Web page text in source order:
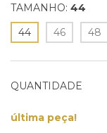
TAMANHO: 44
44
46 48
QUANTIDADE
última peça!